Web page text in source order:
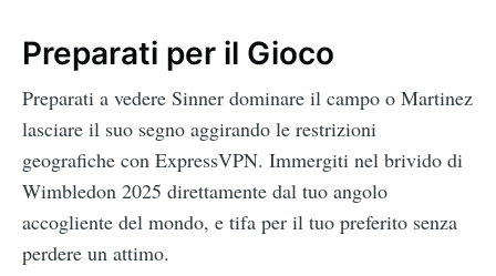
Preparati per il Gioco
Preparati a vedere Sinner dominare il campo o Martinez
lasciare il suo segno aggirando le restrizioni
geografiche con ExpressVPN. Immergiti nel brivido di
Wimbledon 2025 direttamente dal tuo angolo
accogliente del mondo, e tifa per il tuo preferito senza
perdere un attimo.